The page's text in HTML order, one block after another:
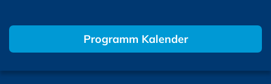
Programm Kalender